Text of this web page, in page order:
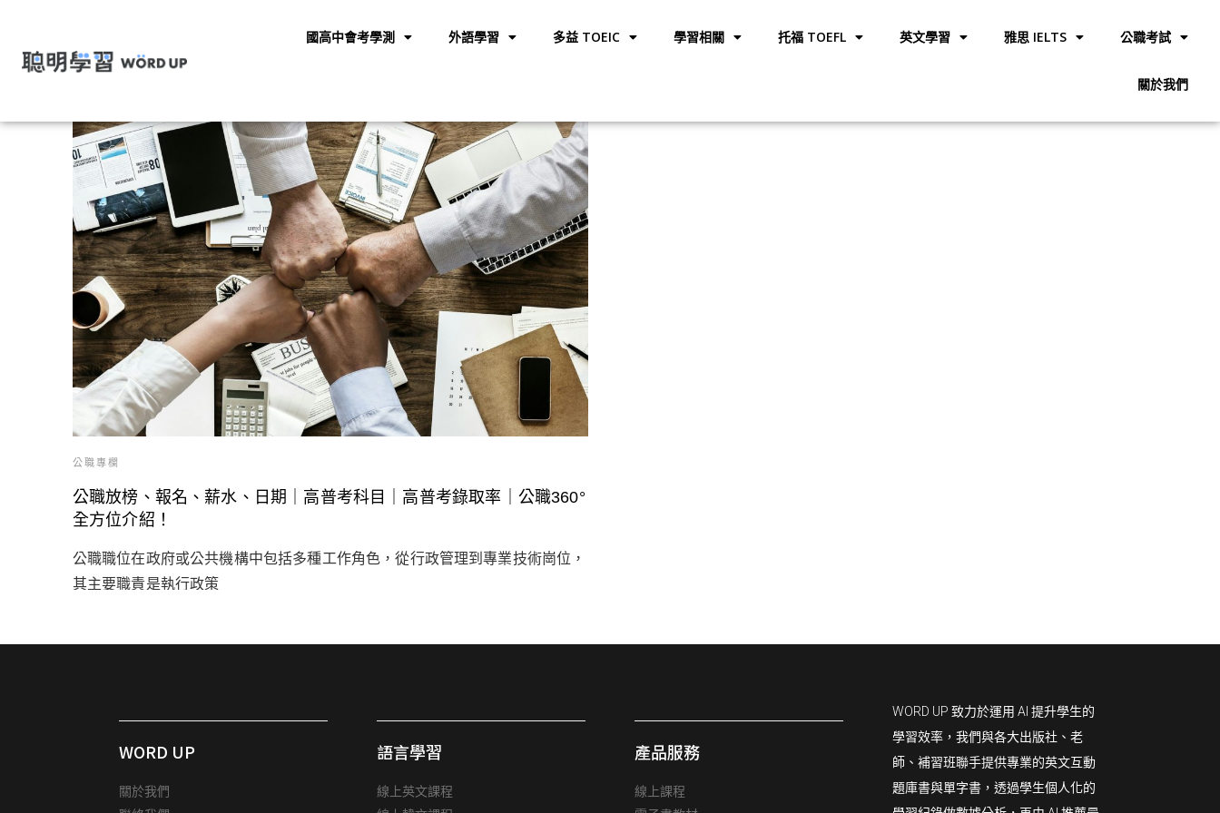
國高中會考學測 外語學習 多益 TOEIC 學習相關 托福 TOEFL 英文學習 雅思 IELTS 公職考試
關於我們
公職專欄
公職放榜、報名、薪水、日期｜高普考科目｜高普考錄取率｜公職360°
全方位介紹！
公職職位在政府或公共機構中包括多種工作角色，從行政管理到專業技術崗位，
其主要職責是執行政策
WORD UP
關於我們
語言學習
線上英文課程
產品服務
線上課程
WORD UP 致力於運用 AI 提升學生的
學習效率，我們與各大出版社、老
師、補習班聯手提供專業的英文互動
題庫書與單字書，透過學生個人化的